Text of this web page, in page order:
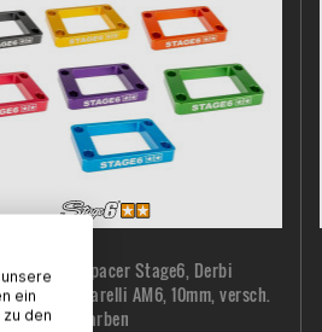
Stage6, Derbi
D50B0, Minarelli AM6, 10mm, versch.
Farben
ein
den